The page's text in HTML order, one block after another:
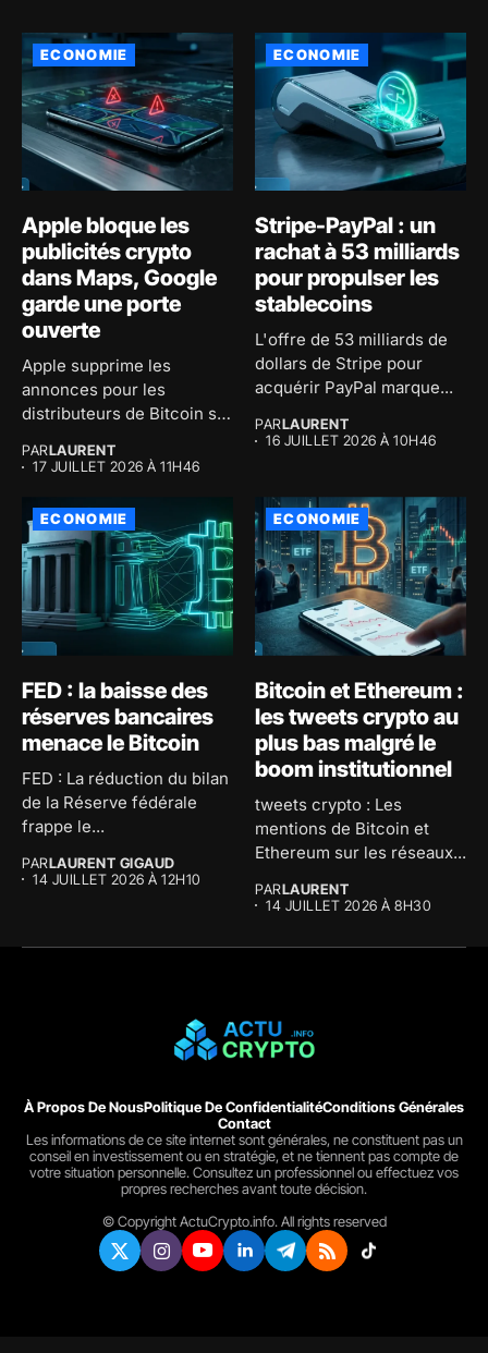
ECONOMIE
Apple bloque les
publicités crypto
dans Maps, Google
garde une porte
ouverte
Apple supprime les
annonces pour les
distributeurs de Bitcoin sur
PARLAURENT
17 JUILLET 2026 À 11H46
ECONOMIE
Stripe-PayPal : un
rachat à 53 milliards
pour propulser les
stablecoins
L'offre de 53 milliards de
dollars de Stripe pour
acquérir PayPal marque...
PARLAURENT
16 JUILLET 2026 À 10H46
ECONOMIE
FED : la baisse des
réserves bancaires
menace le Bitcoin
FED : La réduction du bilan
de la Réserve fédérale
frappe le...
PARLAURENT GIGAUD
14 JUILLET 2026 À 12H10
ECONOMIE
Bitcoin et Ethereum :
les tweets crypto au
plus bas malgré le
boom institutionnel
tweets crypto : Les
mentions de Bitcoin et
Ethereum sur les réseaux...
PARLAURENT
14 JUILLET 2026 À 8H30
À Propos De NousPolitique De ConfidentialitéConditions Générales
Contact
Les informations de ce site internet sont générales, ne constituent pas un
conseil en investissement ou en stratégie, et ne tiennent pas compte de
votre situation personnelle. Consultez un professionnel ou effectuez vos
propres recherches avant toute décision.
© Copyright ActuCrypto.info. All rights reserved